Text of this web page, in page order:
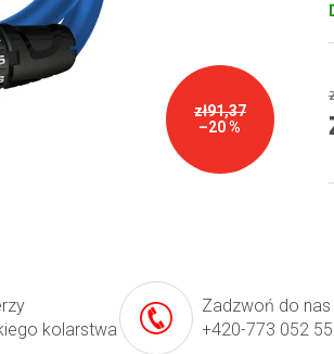
zł91,37
–20 %
kolarstwa
Zadzwoń do nas
+420-773 052